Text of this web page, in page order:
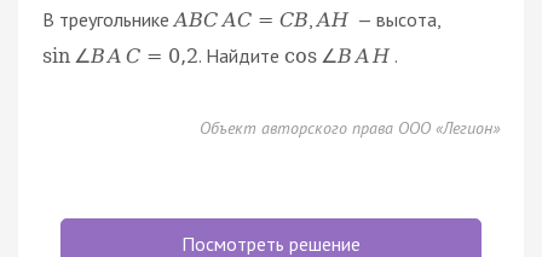
В треугольнике ABC AC = CB ,AH — высота,
sin ∠BA C = 0,2. Найдитеcos ∠B A H .
Объект авторского права ООО «Легион»
Посмотреть решение